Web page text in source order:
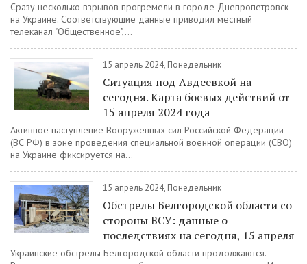
Сразу несколько взрывов прогремели в городе Днепропетровск
на Украине. Соответствующие данные приводил местный
телеканал "Общественное",...
15 апрель 2024, Понедельник
Ситуация под Авдеевкой на
сегодня. Карта боевых действий от
15 апреля 2024 года
Активное наступление Вооруженных сил Российской Федерации
(ВС РФ) в зоне проведения специальной военной операции (СВО)
на Украине фиксируется на...
15 апрель 2024, Понедельник
Обстрелы Белгородской области со
стороны ВСУ: данные о
последствиях на сегодня, 15 апреля
Украинские обстрелы Белгородской области продолжаются.